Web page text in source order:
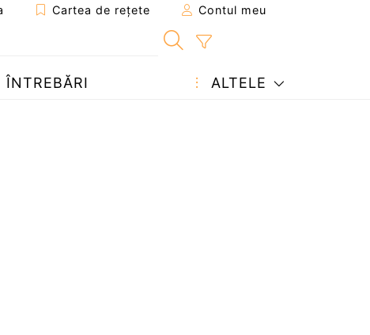
Cartea de rețete Contul meu
ÎNTREBĂRI ALTELE